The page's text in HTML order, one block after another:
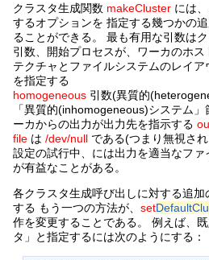
クラスタ生成関数 makeCluster には
するオプションを 指定する幾つかの
ることができる。 最も有用な引数は
引数、開始プロセスが、ワーカのホ
テクチャとファイルシステムのレイ
を指定する
homogeneous 引数(異質的
「異質的(inhomogeneous)システム
ーカからの出力が出力先を指示する
file は/dev/null である(つまり無視さ
設定の試行中、には出力を適当なフ
が有益なことがある。
各クラスタ生成呼び出しに対する追
する もう一つの方法が、set
作を変更することである。 例えば、
タ」と指定するには次のようにする：